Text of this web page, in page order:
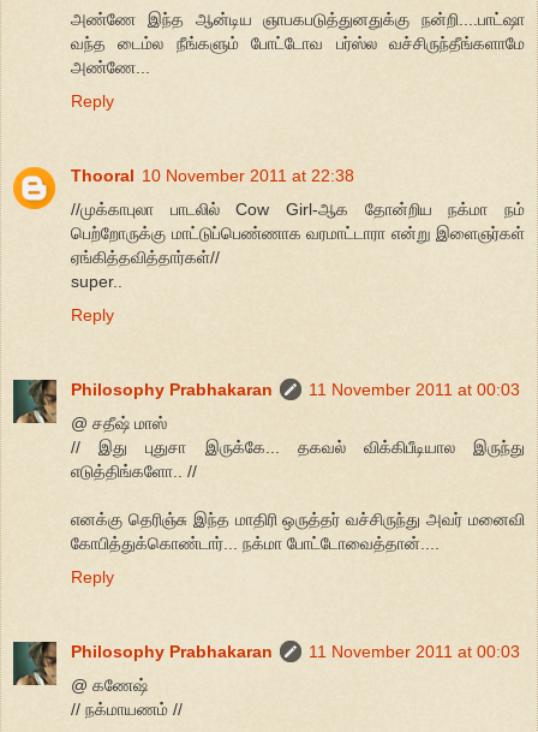
அண்ணே இந்த ஆன்டிய ஞாபகபடுத்துனதுக்கு நன்றி....பாட்ஷா
வந்த டைம்ல நீங்களும் போட்டோவ பர்ஸ்ல வச்சிருந்தீங்களாமே
அண்ணே...
Reply
Thooral 10 November 2011 at 22:38
//முக்காபுலா பாடலில் Cow Girl-ஆக தோன்றிய நக்மா நம்
பெற்றோருக்கு மாட்டுப்பெண்ணாக வரமாட்டாரா என்று இளைஞர்கள்
ஏங்கித்தவித்தார்கள்//
super..
Reply
Philosophy Prabhakaran
11 November 2011 at 00:03
@ சதீஷ் மாஸ்
// இது புதுசா இருக்கே... தகவல் விக்கிபீடியால இருந்து
எடுத்திங்களோ.. //
எனக்கு தெரிஞ்சு இந்த மாதிரி ஒருத்தர் வச்சிருந்து அவர் மனைவி
கோபித்துக்கொண்டார்... நக்மா போட்டோவைத்தான்....
Reply
Philosophy Prabhakaran
11 November 2011 at 00:03
@ கணேஷ்
// நக்மாயணம் //